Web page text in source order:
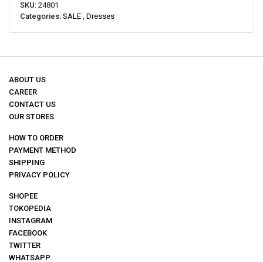
SKU: 24801
Categories: SALE , Dresses
ABOUT US
CAREER
CONTACT US
OUR STORES
HOW TO ORDER
PAYMENT METHOD
SHIPPING
PRIVACY POLICY
SHOPEE
TOKOPEDIA
INSTAGRAM
FACEBOOK
TWITTER
WHATSAPP